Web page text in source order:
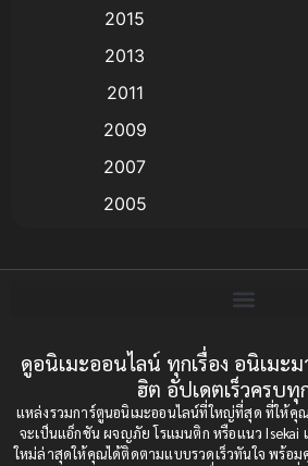
Animation แอนิเมชัน
(9)
Big tits (นมใหญ่)
Bitch (ผู้หญิงร่าน)
Bondage (ทาส)(1)
boys love(1)
2015
2013
2011
2009
2007
2005
1997
1993
1991
ดูอนิเมะออนไลน์ ทุกเรื่อง อนิเมะ
ฮิต อัปเดตเร็วครบ
แหล่งรวมการ์ตูนอนิเมะออนไลน์ที่ใหญ่ที่สุด ที่ให้คุ
จะเป็นแอ็กชัน ผจญภัย โรแมนติก หรือแนว Isekai
ใหม่ล่าสุดให้คุณได้ติดตามแบบรวดเร็วทันใจ พร้อ